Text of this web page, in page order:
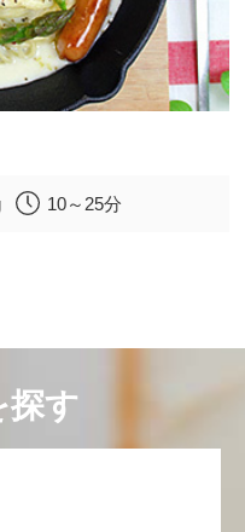
10～25分
探す